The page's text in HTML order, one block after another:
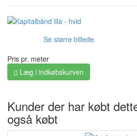
Se større billede
Pris pr. meter
Læg i indkøbskurven
Kunder der har købt
også købt